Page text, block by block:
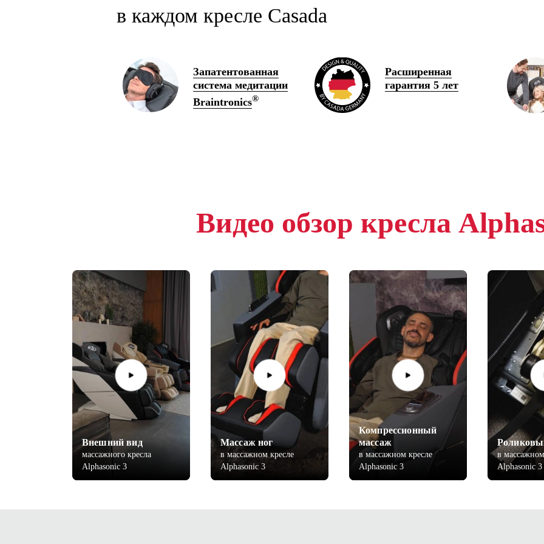
в каждом кресле Casada
Расширенная
гарантия 5 лет
Запатентованная
система медитации
Braintronics®
Видео обзор кресла
Внешний вид
массажного кресла
Alphasonic 3
Массаж ног
в массажном кресле
Alphasonic 3
Компрессионный
массаж
в массажном кресле
Alphasonic 3
в
Alphasonic 3